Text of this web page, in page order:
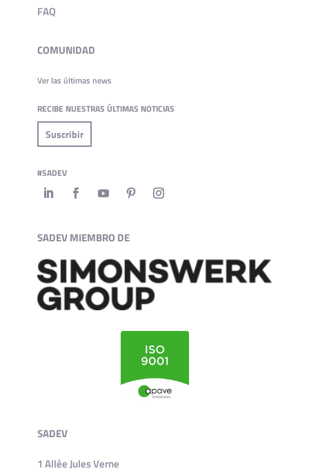
FAQ
COMUNIDAD
Ver las últimas news
RECIBE NUESTRAS ÚLTIMAS NOTICIAS
Suscribir
#SADEV
SADEV MIEMBRO DE
SADEV
1 Allée Jules Verne